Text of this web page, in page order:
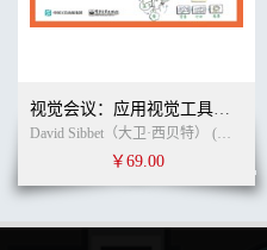
视觉会议：应用视觉工具促进团队沟通、决策与执行（典藏版）
David Sibbet（大卫·西贝特） (作者)
￥69.00